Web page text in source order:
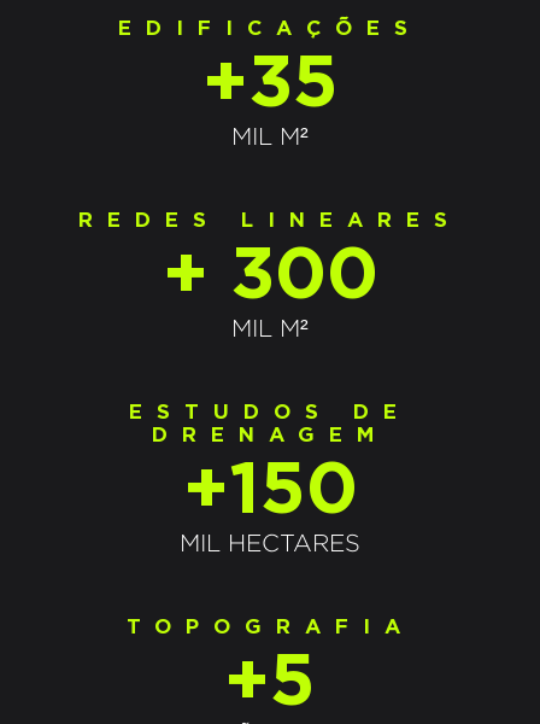
EDIFICAÇÕES
+35
MIL M²
REDES LINEARES
+ 300
MIL M²
ESTUDOS DE
DRENAGEM
+150
MIL HECTARES
TOPOGRAFIA
+5